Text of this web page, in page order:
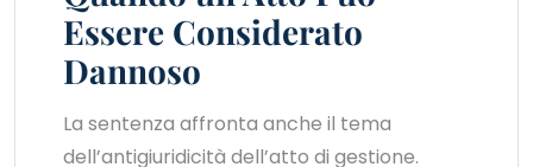
Essere Considerato
Dannoso
La sentenza affronta anche il tema
dell’antigiuridicità dell’atto di gestione.